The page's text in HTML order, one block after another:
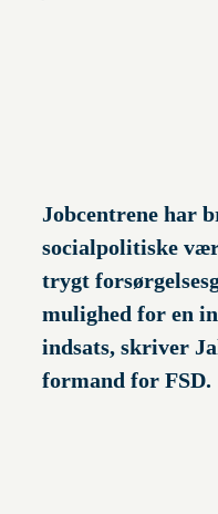
Jobcentrene har
socialpolitiske
trygt
mulighed for en
indsats, skriver
formand for FSD.